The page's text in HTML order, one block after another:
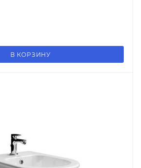
В КОРЗИНУ